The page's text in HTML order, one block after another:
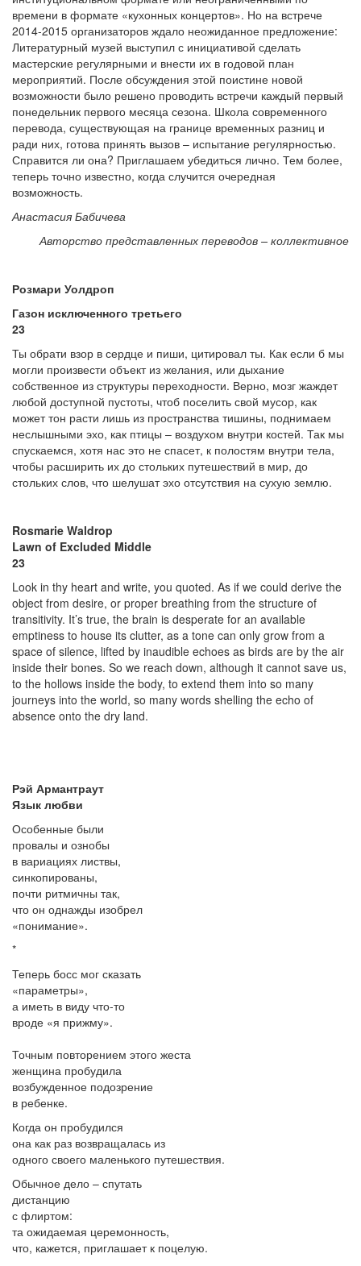
времени в формате «кухонных концертов». Но на встрече
2014-2015 организаторов ждало неожиданное предложение:
Литературный музей выступил с инициативой сделать
мастерские регулярными и внести их в годовой план
мероприятий. После обсуждения этой поистине новой
возможности было решено проводить встречи каждый первый
понедельник первого месяца сезона. Школа современного
перевода, существующая на границе временных разниц и
ради них, готова принять вызов – испытание регулярностью.
Справится ли она? Приглашаем убедиться лично. Тем более,
теперь точно известно, когда случится очередная
возможность.
Анастасия Бабичева
Авторство представленных переводов – коллективное
Розмари Уолдроп
Газон исключенного третьего
23
Ты обрати взор в сердце и пиши, цитировал ты. Как если б мы
могли произвести объект из желания, или дыхание
собственное из структуры переходности. Верно, мозг жаждет
любой доступной пустоты, чтоб поселить свой мусор, как
может тон расти лишь из пространства тишины, поднимаем
неслышными эхо, как птицы – воздухом внутри костей. Так мы
спускаемся, хотя нас это не спасет, к полостям внутри тела,
чтобы расширить их до стольких путешествий в мир, до
стольких слов, что шелушат эхо отсутствия на сухую землю.
Rosmarie Waldrop
Lawn of Excluded Middle
23
Look in thy heart and write, you quoted. As if we could derive the
object from desire, or proper breathing from the structure of
transitivity. It’s true, the brain is desperate for an available
emptiness to house its clutter, as a tone can only grow from a
space of silence, lifted by inaudible echoes as birds are by the air
inside their bones. So we reach down, although it cannot save us,
to the hollows inside the body, to extend them into so many
journeys into the world, so many words shelling the echo of
absence onto the dry land.
Рэй Армантраут
Язык любви
Особенные были
провалы и ознобы
в вариациях листвы,
синкопированы,
почти ритмичны так,
что он однажды изобрел
«понимание».
*
Теперь босс мог сказать
«параметры»,
а иметь в виду что-то
вроде «я прижму».
Точным повторением этого жеста
женщина пробудила
возбужденное подозрение
в ребенке.
Когда он пробудился
она как раз возвращалась из
одного своего маленького путешествия.
Обычное дело – спутать
дистанцию
с флиртом:
та ожидаемая церемонность,
что, кажется, приглашает к поцелую.